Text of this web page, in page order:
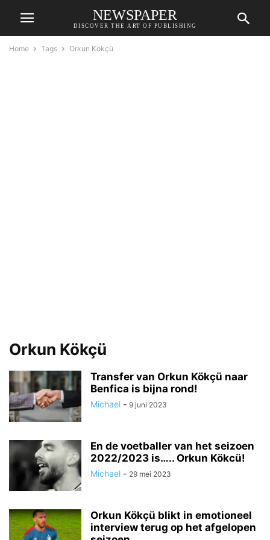
NEWSPAPER
DISCOVER THE ART OF PUBLISHING
Home Tags Orkun Kökçü
Orkun Kökçü
Transfer van Orkun Kökçü naar
Benfica is bijna rond!
Michael - 9 juni 2023
En de voetballer van het seizoen
2022/2023 is….. Orkun Kökcü!
Michael - 29 mei 2023
Orkun Kökçü blikt in emotioneel
interview terug op het afgelopen